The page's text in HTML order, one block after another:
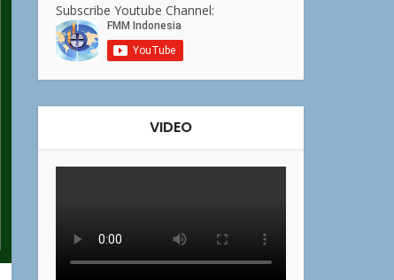
Subscribe Youtube Channel:
VIDEO